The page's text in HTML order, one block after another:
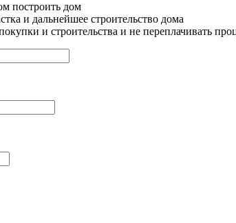
построить дом
и дальнейшее строительство дома
и строительства и не переплачивать